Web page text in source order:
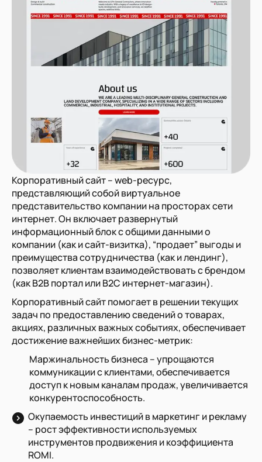
Корпоративный сайт – web-ресурс,
представляющий собой виртуальное
представительство компании на просторах сети
интернет. Он включает развернутый
информационный блок с общими данными о
компании (как исайт-визитка), “продает” выгоды и
преимущества сотрудничества (как илендинг),
позволяет клиентам взаимодействовать с брендом
(какВ2В порталилиВ2С интернет-магазин).
Корпоративный сайт помогает в решении текущих
задач по предоставлению сведений о товарах,
акциях, различных важных событиях, обеспечивает
достижение важнейших бизнес-метрик:
Маржинальность бизнеса – упрощаются
коммуникации с клиентами, обеспечивается
доступ к новым каналам продаж, увеличивается
конкурентоспособность.
Окупаемость инвестиций в маркетинг и рекламу
– рост эффективности используемых
инструментов продвижения и коэффициента
ROMI.